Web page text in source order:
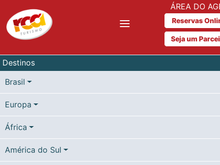
ÁREA DO
Reservas
Seja um
Destinos
Brasil
Europa
África
América do Sul